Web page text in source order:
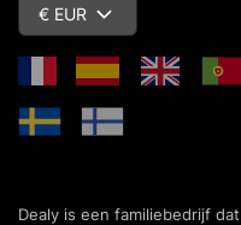
€ EUR
Dealy is een familiebedrijf